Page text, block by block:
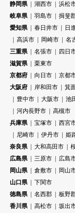
静岡県
湖西市 浜松
岐阜県
羽島市 揖斐
愛知県
春日井市 日
高浜市
岡崎市 名
三重県
名張市 四日
滋賀県
栗東市
京都府
向日市
京都
大阪府
岸和田市 箕
豊中市
大阪市 池
河内長野市
高槻市
兵庫県
宝塚市 西宮
尼崎市
伊丹市 姫
奈良県
大和高田市
広島県
三原市 広島
岡山県
倉敷市 岡山
山口県
下関市
徳島県
名西郡
板野
香川県
高松市
坂出